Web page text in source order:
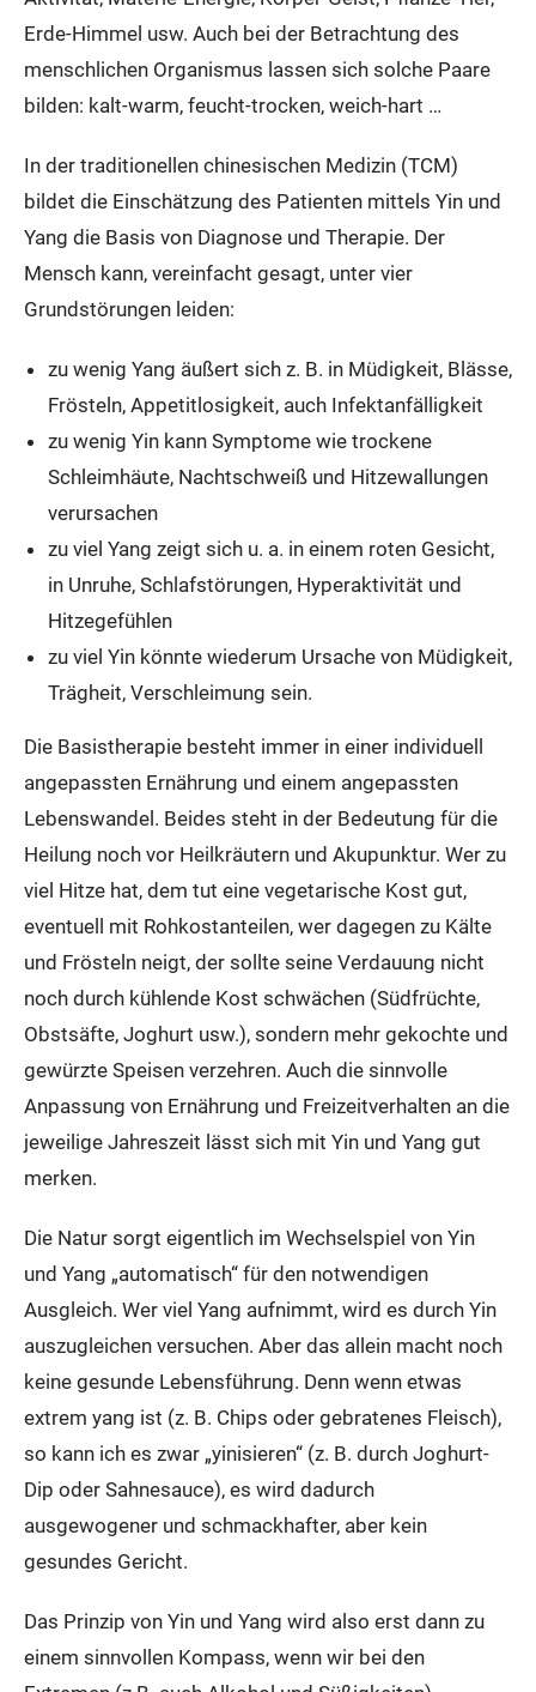
Erde-Himmel usw. Auch bei der Betrachtung des
menschlichen Organismus lassen sich solche Paare
bilden: kalt-warm, feucht-trocken, weich-hart …
In der traditionellen chinesischen Medizin (TCM)
bildet die Einschätzung des Patienten mittels Yin und
Yang die Basis von Diagnose und Therapie. Der
Mensch kann, vereinfacht gesagt, unter vier
Grundstörungen leiden:
zu wenig Yang äußert sich z. B. in Müdigkeit, Blässe,
Frösteln, Appetitlosigkeit, auch Infektanfälligkeit
zu wenig Yin kann Symptome wie trockene
Schleimhäute, Nachtschweiß und Hitzewallungen
verursachen
zu viel Yang zeigt sich u. a. in einem roten Gesicht,
in Unruhe, Schlafstörungen, Hyperaktivität und
Hitzegefühlen
zu viel Yin könnte wiederum Ursache von Müdigkeit,
Trägheit, Verschleimung sein.
Die Basistherapie besteht immer in einer individuell
angepassten Ernährung und einem angepassten
Lebenswandel. Beides steht in der Bedeutung für die
Heilung noch vor Heilkräutern und Akupunktur. Wer zu
viel Hitze hat, dem tut eine vegetarische Kost gut,
eventuell mit Rohkostanteilen, wer dagegen zu Kälte
und Frösteln neigt, der sollte seine Verdauung nicht
noch durch kühlende Kost schwächen (Südfrüchte,
Obstsäfte, Joghurt usw.), sondern mehr gekochte und
gewürzte Speisen verzehren. Auch die sinnvolle
Anpassung von Ernährung und Freizeitverhalten an die
jeweilige Jahreszeit lässt sich mit Yin und Yang gut
merken.
Die Natur sorgt eigentlich im Wechselspiel von Yin
und Yang „automatisch“ für den notwendigen
Ausgleich. Wer viel Yang aufnimmt, wird es durch Yin
auszugleichen versuchen. Aber das allein macht noch
keine gesunde Lebensführung. Denn wenn etwas
extrem yang ist (z. B. Chips oder gebratenes Fleisch),
so kann ich es zwar „yinisieren“ (z. B. durch Joghurt-
Dip oder Sahnesauce), es wird dadurch
ausgewogener und schmackhafter, aber kein
gesundes Gericht.
Das Prinzip von Yin und Yang wird also erst dann zu
einem sinnvollen Kompass, wenn wir bei den